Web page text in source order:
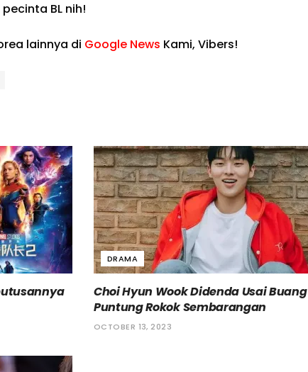
BL nih!
lainnya di Google News Kami, Vibers!
DRAMA
Choi Hyun Wook Didenda Usai Buang
Puntung Rokok Sembarangan
OCTOBER 13, 2023